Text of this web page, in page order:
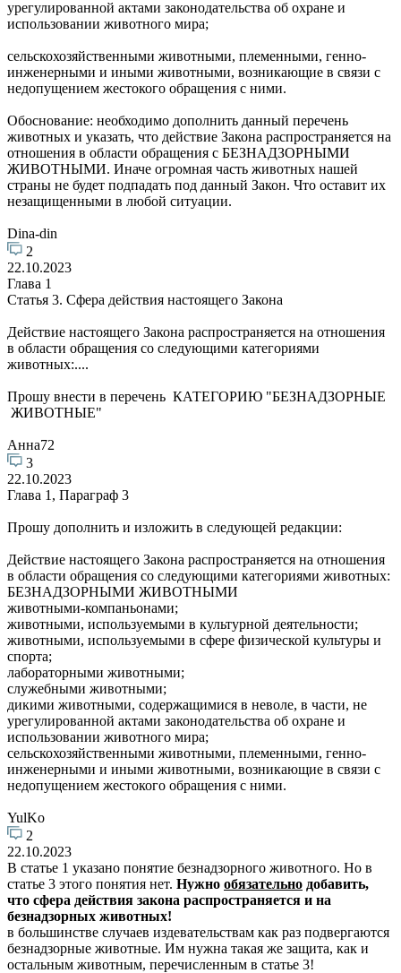
урегулированной актами законодательства об охране и
использовании животного мира;
сельскохозяйственными животными, племенными, генно-
инженерными и иными животными, возникающие в связи с
недопущением жестокого обращения с ними.
Обоснование: необходимо дополнить данный перечень
животных и указать, что действие Закона распространяется на
отношения в области обращения с БЕЗНАДЗОРНЫМИ
ЖИВОТНЫМИ. Иначе огромная часть животных нашей
страны не будет подпадать под данный Закон. Что оставит их
незащищенными в любой ситуации.
Dina-din
2
22.10.2023
Глава 1
Статья 3. Сфера действия настоящего Закона
Действие настоящего Закона распространяется на отношения
в области обращения со следующими категориями
животных:....
Прошу внести в перечень КАТЕГОРИЮ "БЕЗНАДЗОРНЫЕ
ЖИВОТНЫЕ"
Анна72
3
22.10.2023
Глава 1, Параграф 3
Прошу дополнить и изложить в следующей редакции:
Действие настоящего Закона распространяется на отношения
в области обращения со следующими категориями животных:
БЕЗНАДЗОРНЫМИ ЖИВОТНЫМИ
животными-компаньонами;
животными, используемыми в культурной деятельности;
животными, используемыми в сфере физической культуры и
спорта;
лабораторными животными;
служебными животными;
дикими животными, содержащимися в неволе, в части, не
урегулированной актами законодательства об охране и
использовании животного мира;
сельскохозяйственными животными, племенными, генно-
инженерными и иными животными, возникающие в связи с
недопущением жестокого обращения с ними.
YulKo
2
22.10.2023
В статье 1 указано понятие безнадзорного животного. Но в
статье 3 этого понятия нет. Нужно обязательно добавить,
что сфера действия закона распространяется и на
безнадзорных животных!
в большинстве случаев издевательствам как раз подвергаются
безнадзорные животные. Им нужна такая же защита, как и
остальным животным, перечисленным в статье 3!